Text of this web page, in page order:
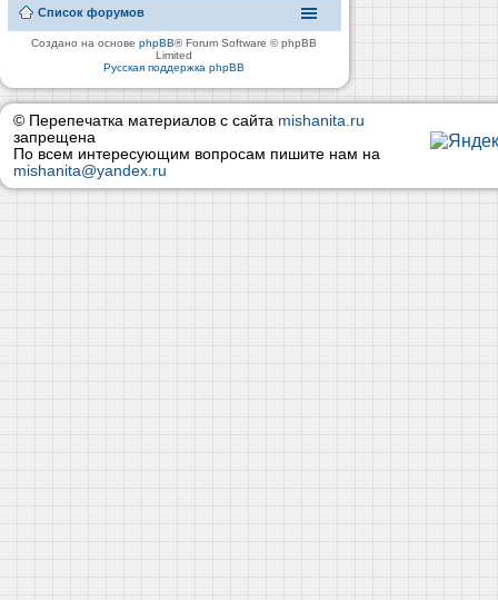
Список форумов
Создано на основеphpBB® Forum Software © phpBB
Limited
Русская поддержка phpBB
© Перепечатка материалов с сайта mishanita.ru
запрещена
По всем интересующим вопросам пишите нам на
mishanita@yandex.ru